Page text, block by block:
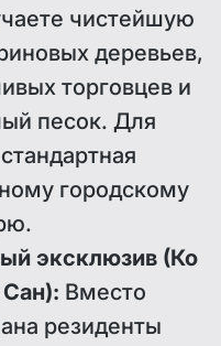
чистейшую
деревьев,
торговцев и
песок. Для
городскому
эксклюзив (Ко
Вместо
резиденты